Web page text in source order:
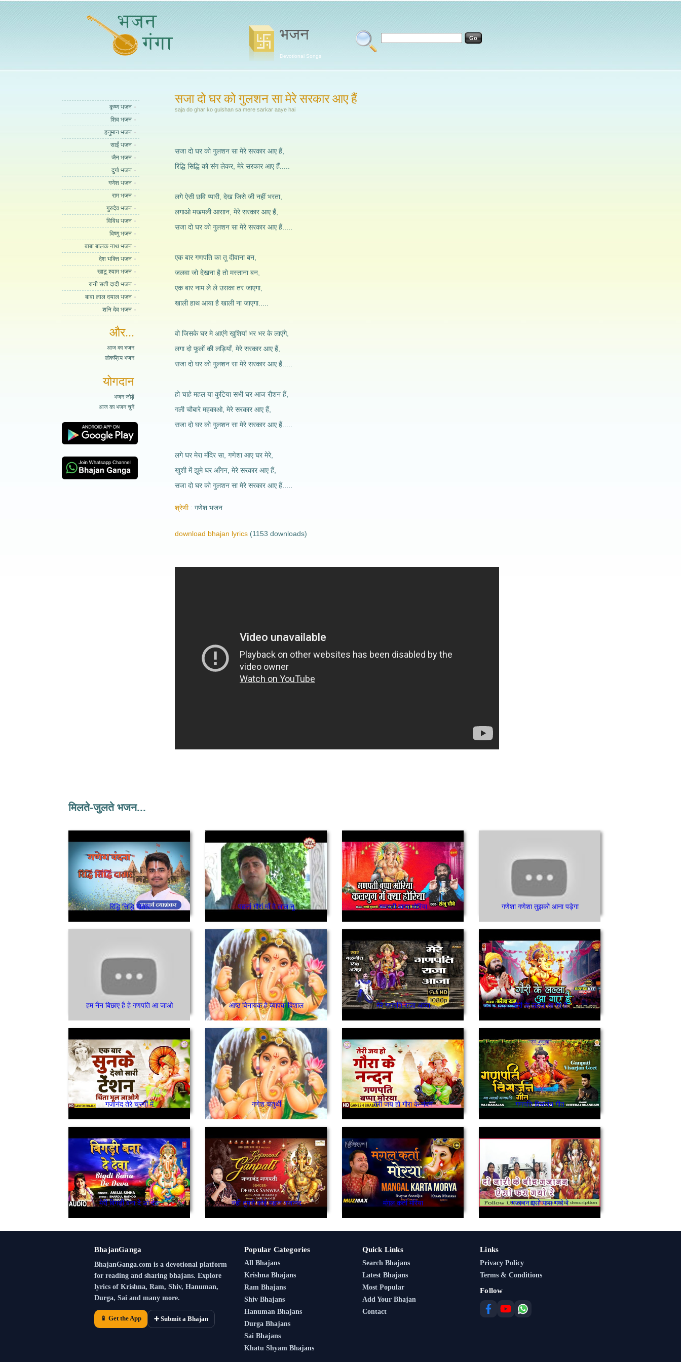
भजन
Devotional Songs
कृष्ण भजन
शिव भजन
हनुमान भजन
साईं भजन
जैन भजन
दुर्गा भजन
गणेश भजन
राम भजन
गुरुदेव भजन
विविध भजन
विष्णु भजन
बाबा बालक नाथ भजन
देश भक्ति भजन
खाटू श्याम भजन
रानी सती दादी भजन
बावा लाल दयाल भजन
शनि देव भजन
और...
आज का भजन
लोकप्रिय भजन
योगदान
भजन जोड़ें
आज का भजन चुनें
सजा दो घर को गुलशन सा मेरे सरकार आए हैं
saja do ghar ko gulshan sa mere sarkar aaye hai
सजा दो घर को गुलशन सा मेरे सरकार आए हैं,
रिद्धि सिद्धि को संग लेकर, मेरे सरकार आए हैं.....
लगे ऐसी छवि प्यारी, देख जिसे जी नहीं भरता,
लगाओ मखमली आसान, मेरे सरकार आए हैं,
सजा दो घर को गुलशन सा मेरे सरकार आए हैं.....
एक बार गणपति का तू दीवाना बन,
जलवा जो देखना है तो मस्ताना बन,
एक बार नाम ले ले उसका तर जाएगा,
खाली हाथ आया है खाली ना जाएगा.....
वो जिसके घर मे आएंगे खुशियां भर भर के लाएंगे,
लगा दो फूलों की लड़ियाँ, मेरे सरकार आए हैं,
सजा दो घर को गुलशन सा मेरे सरकार आए हैं.....
हो चाहे महल या कुटिया सभी घर आज रौशन हैं,
गली चौबारे महकाओ, मेरे सरकार आए हैं,
सजा दो घर को गुलशन सा मेरे सरकार आए हैं.....
लगे घर मेरा मंदिर सा, गणेशा आए घर मेरे,
खुशी में झूमे घर आँगन, मेरे सरकार आए हैं,
सजा दो घर को गुलशन सा मेरे सरकार आए हैं.....
श्रेणी गणेश भजन
download bhajan lyrics (1153 downloads)
मिलते-जुलते भजन...
रिद्धि सिद्धि दातार पहलां गौरां माँ दे लाल नु गणपती बाप्पा मोरिया गणेशा गणेशा तुझको आना पड़ेगा
हम नैन बिछाए है हे गणपति आ जाओ आष्ठ विनायक हे व्यापक विशाल मेरे गणपति राजा आजा गौरी के लल्ला आ गए है
गजानंद तेरे चरणों में गणेश चतुर्थी तेरी जय हो गौरा के नंदन गणपति विसर्जन गीत
मेरी बिगड़ी बना दे ओ देवा नहीं तुमसे कोई महान गजानंद मंगल कर्ता मोरेया गजानन एसो फस गयो रे
BhajanGanga
BhajanGanga.com is a devotional platform
for reading and sharing bhajans. Explore
lyrics of Krishna, Ram, Shiv, Hanuman,
Durga, Sai and many more.
📱 Get the App ➕ Submit a Bhajan
Popular Categories
All Bhajans
Krishna Bhajans
Ram Bhajans
Shiv Bhajans
Hanuman Bhajans
Durga Bhajans
Sai Bhajans
Khatu Shyam Bhajans
Quick Links
Search Bhajans
Latest Bhajans
Most Popular
Add Your Bhajan
Contact
Links
Privacy Policy
Terms & Conditions
Follow